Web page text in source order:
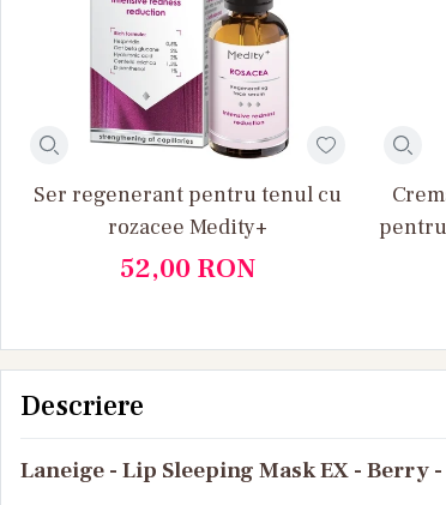
Ser regenerant pentru tenul cu
rozacee Medity+
52,00 RON
Descriere
Laneige - Lip Sleeping Mask EX -